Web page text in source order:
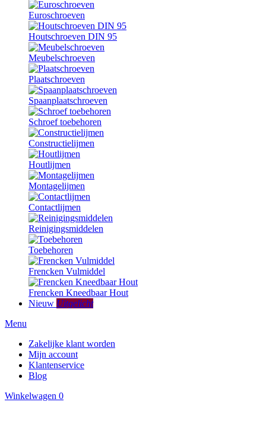
Euroschroeven
Houtschroeven DIN 95
Meubelschroeven
Plaatschroeven
Spaanplaatschroeven
Schroef toebehoren
Constructielijmen
Houtlijmen
Montagelijmen
Contactlijmen
Reinigingsmiddelen
Toebehoren
Frencken Vulmiddel
Frencken Kneedbaar Hout
Nieuw Uitgelicht
Menu
Zakelijke klant worden
Mijn account
Klantenservice
Blog
Winkelwagen 0